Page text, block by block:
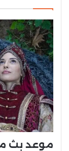
موعد بث